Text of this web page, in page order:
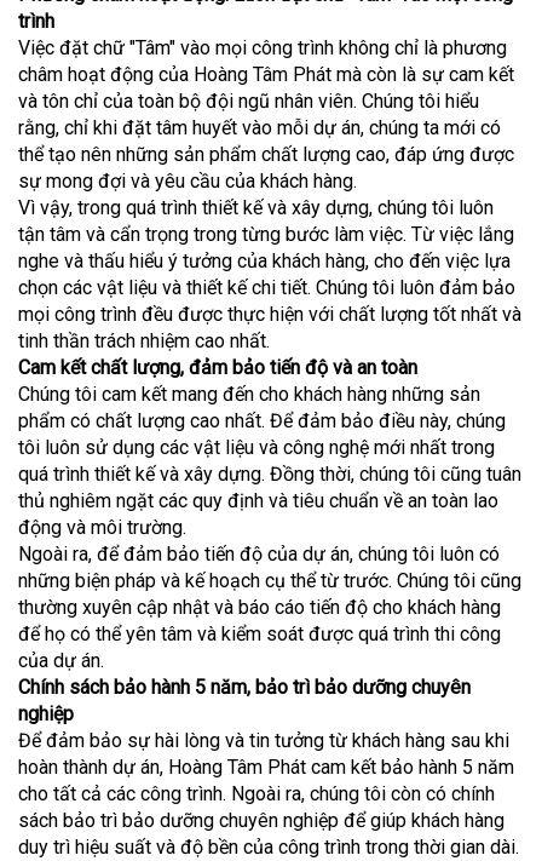
trình
Việc đặt chữ "Tâm" vào mọi công trình không chỉ là phương
châm hoạt động của Hoàng Tâm Phát mà còn là sự cam kết
và tôn chỉ của toàn bộ đội ngũ nhân viên. Chúng tôi hiểu
rằng, chỉ khi đặt tâm huyết vào mỗi dự án, chúng ta mới có
thể tạo nên những sản phẩm chất lượng cao, đáp ứng được
sự mong đợi và yêu cầu của khách hàng.
Vì vậy, trong quá trình thiết kế và xây dựng, chúng tôi luôn
tận tâm và cẩn trọng trong từng bước làm việc. Từ việc lắng
nghe và thấu hiểu ý tưởng của khách hàng, cho đến việc lựa
chọn các vật liệu và thiết kế chi tiết. Chúng tôi luôn đảm bảo
mọi công trình đều được thực hiện với chất lượng tốt nhất và
tinh thần trách nhiệm cao nhất.
Cam kết chất lượng, đảm bảo tiến độ và an toàn
Chúng tôi cam kết mang đến cho khách hàng những sản
phẩm có chất lượng cao nhất. Để đảm bảo điều này, chúng
tôi luôn sử dụng các vật liệu và công nghệ mới nhất trong
quá trình thiết kế và xây dựng. Đồng thời, chúng tôi cũng tuân
thủ nghiêm ngặt các quy định và tiêu chuẩn về an toàn lao
động và môi trường.
Ngoài ra, để đảm bảo tiến độ của dự án, chúng tôi luôn có
những biện pháp và kế hoạch cụ thể từ trước. Chúng tôi cũng
thường xuyên cập nhật và báo cáo tiến độ cho khách hàng
để họ có thể yên tâm và kiểm soát được quá trình thi công
của dự án.
Chính sách bảo hành 5 năm, bảo trì bảo dưỡng chuyên
nghiệp
Để đảm bảo sự hài lòng và tin tưởng từ khách hàng sau khi
hoàn thành dự án, Hoàng Tâm Phát cam kết bảo hành 5 năm
cho tất cả các công trình. Ngoài ra, chúng tôi còn có chính
sách bảo trì bảo dưỡng chuyên nghiệp để giúp khách hàng
duy trì hiệu suất và độ bền của công trình trong thời gian dài.